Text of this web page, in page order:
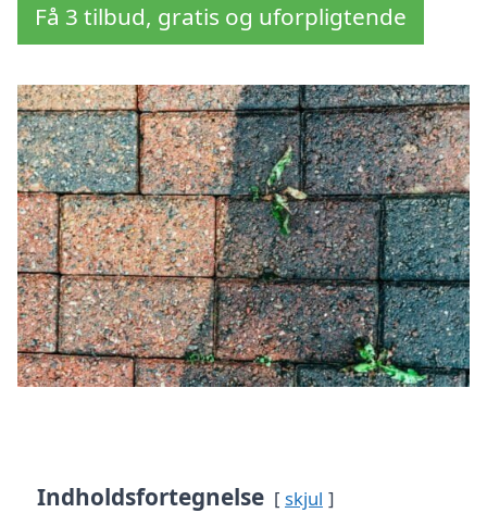
Få 3 tilbud, gratis og uforpligtende
Indholdsfortegnelse skjul